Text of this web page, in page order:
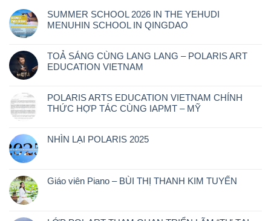
SUMMER SCHOOL 2026 IN THE YEHUDI
MENUHIN SCHOOL IN QINGDAO
TOẢ SÁNG CÙNG LANG LANG – POLARIS ART
EDUCATION VIETNAM
POLARIS ARTS EDUCATION VIETNAM CHÍNH
THỨC HỢP TÁC CÙNG IAPMT – MỸ
NHÌN LẠI POLARIS 2025
Giáo viên Piano – BÙI THỊ THANH KIM TUYẾN